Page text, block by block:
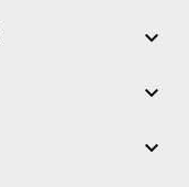


